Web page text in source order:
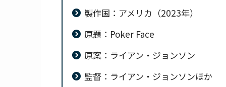
製作国：アメリカ（2023年）
原題：Poker Face
原案：ライアン・ジョンソン
監督：ライアン・ジョンソンほか